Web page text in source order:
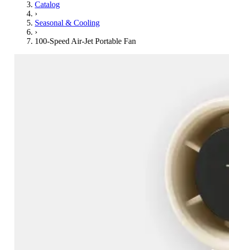
Catalog
›
Seasonal & Cooling
›
100-Speed Air-Jet Portable Fan